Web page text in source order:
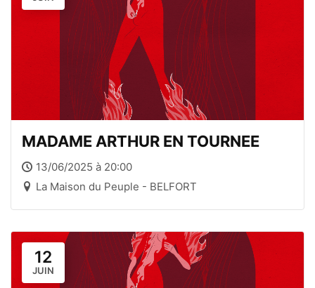
MADAME ARTHUR EN TOURNEE
13/06/2025 à 20:00
La Maison du Peuple - BELFORT
12
JUIN